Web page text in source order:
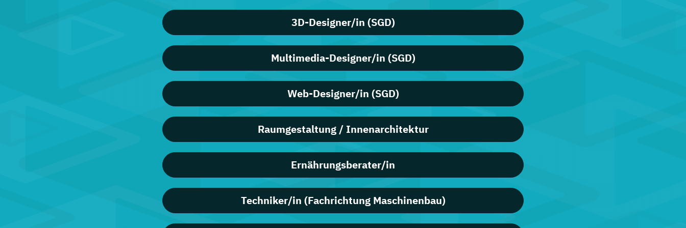
3D-Designer/in (SGD)
Multimedia-Designer/in (SGD)
Web-Designer/in (SGD)
Raumgestaltung / Innenarchitektur
Ernährungsberater/in
Techniker/in (Fachrichtung Maschinenbau)